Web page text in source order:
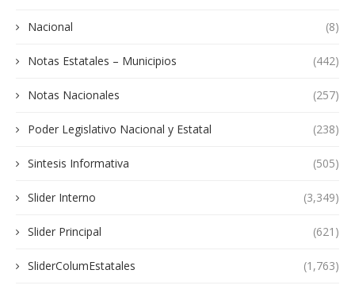
Nacional (8)
Notas Estatales – Municipios (442)
Notas Nacionales (257)
Poder Legislativo Nacional y Estatal (238)
Sintesis Informativa (505)
Slider Interno (3,349)
Slider Principal (621)
SliderColumEstatales (1,763)